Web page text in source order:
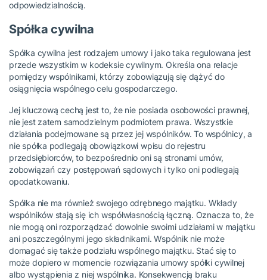
odpowiedzialnością.
Spółka cywilna
Spółka cywilna jest rodzajem umowy i jako taka regulowana jest
przede wszystkim w kodeksie cywilnym. Określa ona relacje
pomiędzy wspólnikami, którzy zobowiązują się dążyć do
osiągnięcia wspólnego celu gospodarczego.
Jej kluczową cechą jest to, że nie posiada osobowości prawnej,
nie jest zatem samodzielnym podmiotem prawa. Wszystkie
działania podejmowane są przez jej wspólników. To wspólnicy, a
nie spółka podlegają obowiązkowi wpisu do rejestru
przedsiębiorców, to bezpośrednio oni są stronami umów,
zobowiązań czy postępowań sądowych i tylko oni podlegają
opodatkowaniu.
Spółka nie ma również swojego odrębnego majątku. Wkłady
wspólników stają się ich współwłasnością łączną. Oznacza to, że
nie mogą oni rozporządzać dowolnie swoimi udziałami w majątku
ani poszczególnymi jego składnikami. Wspólnik nie może
domagać się także podziału wspólnego majątku. Stać się to
może dopiero w momencie rozwiązania umowy spółki cywilnej
albo wystąpienia z niej wspólnika. Konsekwencją braku